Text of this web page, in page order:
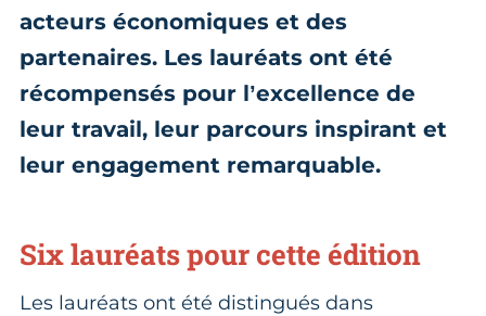
acteurs économiques et des
partenaires. Les lauréats ont été
récompensés pour l’excellence de
leur travail, leur parcours inspirant et
leur engagement remarquable.
Six lauréats pour cette édition
Les lauréats ont été distingués dans